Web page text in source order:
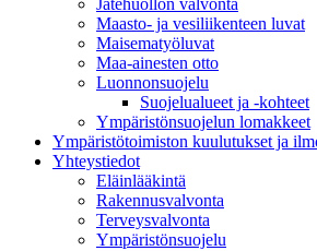
Jätehuollon valvonta
Maasto- ja vesiliikenteen luvat
Maisematyöluvat
Maa-ainesten otto
Luonnonsuojelu
Suojelualueet ja -kohteet
Ympäristönsuojelun lomakkeet
Ympäristötoimiston kuulutukset ja
Yhteystiedot
Eläinlääkintä
Rakennusvalvonta
Terveysvalvonta
Ympäristönsuojelu